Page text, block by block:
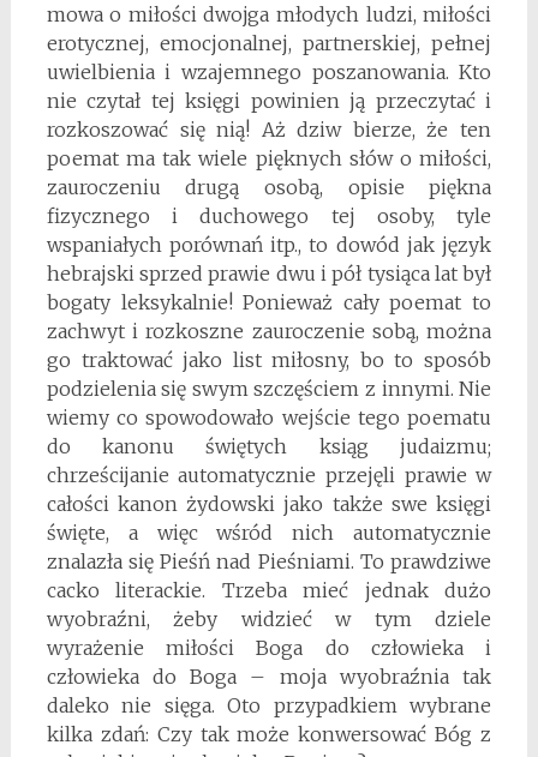
mowa o miłości dwojga młodych ludzi, miłości
erotycznej, emocjonalnej, partnerskiej, pełnej
uwielbienia i wzajemnego poszanowania. Kto
nie czytał tej księgi powinien ją przeczytać i
rozkoszować się nią! Aż dziw bierze, że ten
poemat ma tak wiele pięknych słów o miłości,
zauroczeniu drugą osobą, opisie piękna
fizycznego i duchowego tej osoby, tyle
wspaniałych porównań itp., to dowód jak język
hebrajski sprzed prawie dwu i pół tysiąca lat był
bogaty leksykalnie! Ponieważ cały poemat to
zachwyt i rozkoszne zauroczenie sobą, można
go traktować jako list miłosny, bo to sposób
podzielenia się swym szczęściem z innymi. Nie
wiemy co spowodowało wejście tego poematu
do kanonu świętych ksiąg judaizmu;
chrześcijanie automatycznie przejęli prawie w
całości kanon żydowski jako także swe księgi
święte, a więc wśród nich automatycznie
znalazła się Pieśń nad Pieśniami. To prawdziwe
cacko literackie. Trzeba mieć jednak dużo
wyobraźni, żeby widzieć w tym dziele
wyrażenie miłości Boga do człowieka i
człowieka do Boga – moja wyobraźnia tak
daleko nie sięga. Oto przypadkiem wybrane
kilka zdań: Czy tak może konwersować Bóg z